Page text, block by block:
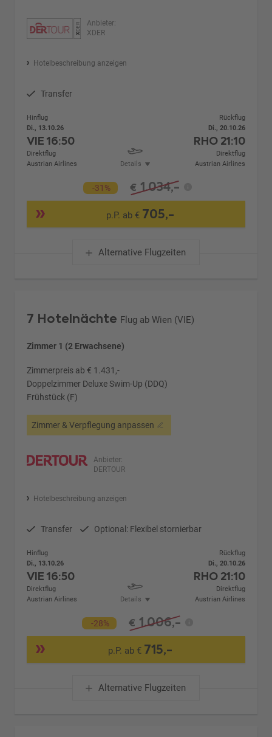
Anbieter:
XDER
Hotelbeschreibung anzeigen
Transfer
Hinflug
Di., 13.10.26
VIE16:50
Direktflug
Austrian Airlines
Details
Rückflug
Di., 20.10.26
RHO 21:10
Direktflug
Austrian Airlines
-31% € 1.034,-
p.P. ab € 705,-
Alternative Flugzeiten
7 Hotelnächte Flug ab Wien (VIE)
Zimmer 1 (2 Erwachsene)
Zimmerpreis ab € 1.431,-
Doppelzimmer Deluxe Swim-Up (DDQ)
Frühstück (F)
Zimmer & Verpflegung anpassen
Anbieter:
DERTOUR
Hotelbeschreibung anzeigen
Transfer Optional: Flexibel stornierbar
Hinflug
Di., 13.10.26
VIE16:50
Direktflug
Austrian Airlines
Details
Rückflug
Di., 20.10.26
RHO 21:10
Direktflug
Austrian Airlines
-28% € 1.006,-
p.P. ab € 715,-
Alternative Flugzeiten